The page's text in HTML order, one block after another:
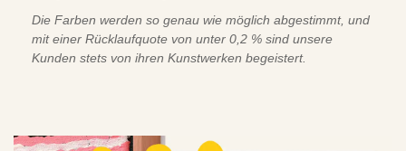
Die Farben werden so genau wie möglich abgestimmt, und
mit einer Rücklaufquote von unter 0,2 % sind unsere
Kunden stets von ihren Kunstwerken begeistert.